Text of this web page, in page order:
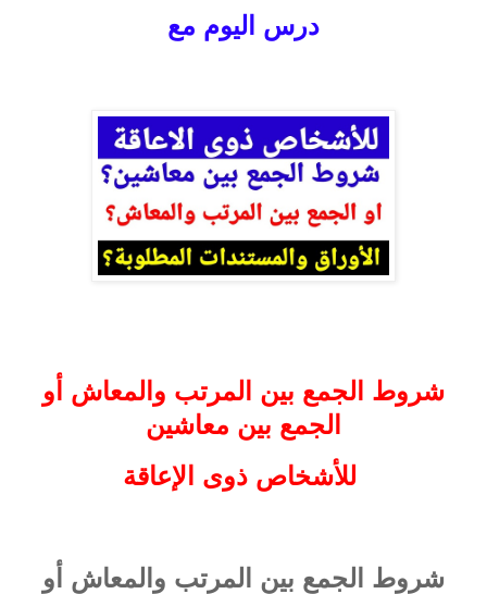
درس اليوم مع
شروط الجمع بين المرتب والمعاش أو
الجمع بين معاشين
للأشخاص ذوى الإعاقة
شروط الجمع بين المرتب والمعاش أو